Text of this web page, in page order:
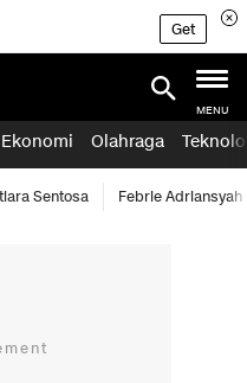
Get
MENU
Ekonomi Olahraga
Sentosa Febrie Adriansyah